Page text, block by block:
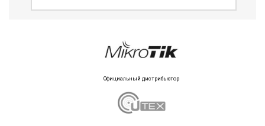
Официальный дистрибьютор